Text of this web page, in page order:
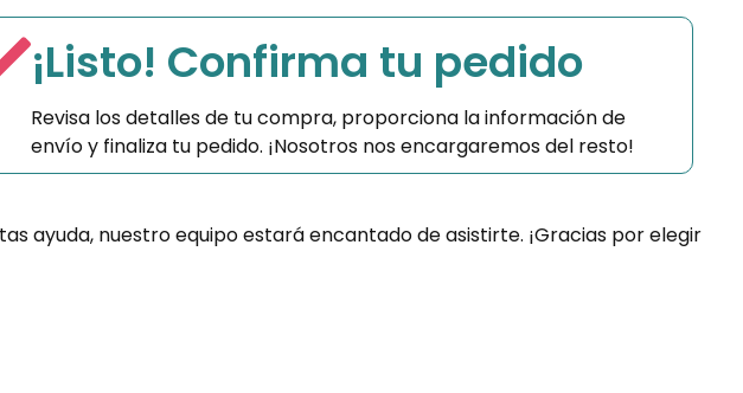
¡Listo! Confirma tu pedido
Revisa los detalles de tu compra, proporciona la información de
envío y finaliza tu pedido. ¡Nosotros nos encargaremos del resto!
ayuda, nuestro equipo estará encantado de asistirte. ¡Gracias por elegir